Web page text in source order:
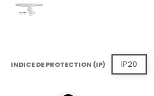
INDICE DE PROTECTION (IP) IP20